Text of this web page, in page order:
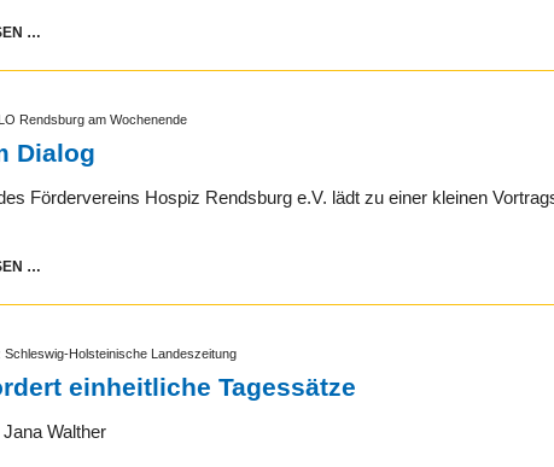
…
Rendsburg am Wochenende
Dialog
Fördervereins Hospiz Rendsburg e.V. lädt zu einer kleinen
…
Schleswig-Holsteinische Landeszeitung
einheitliche Tagessätze
Walther